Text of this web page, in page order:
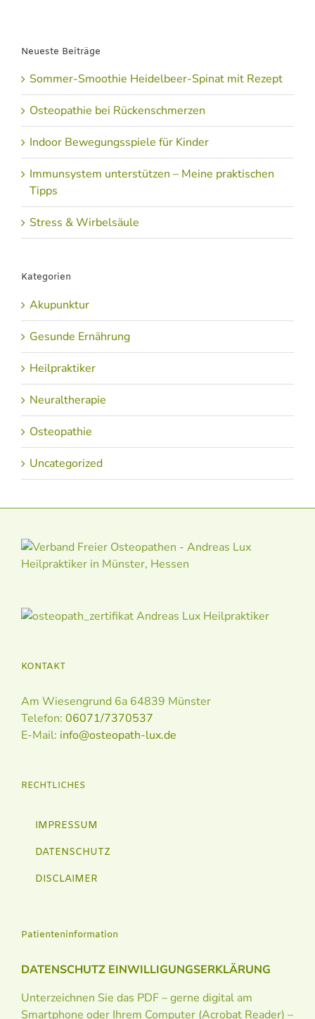
Neueste Beiträge
Sommer-Smoothie Heidelbeer-Spinat mit Rezept
Osteopathie bei Rückenschmerzen
Indoor Bewegungsspiele für Kinder
Immunsystem unterstützen – Meine praktischen
Tipps
Stress & Wirbelsäule
Kategorien
Akupunktur
Gesunde Ernährung
Heilpraktiker
Neuraltherapie
Osteopathie
Uncategorized
KONTAKT
Am Wiesengrund 6a 64839 Münster
Telefon: 06071/7370537
E-Mail: info@osteopath-lux.de
RECHTLICHES
IMPRESSUM
DATENSCHUTZ
DISCLAIMER
Patienteninformation
DATENSCHUTZ EINWILLIGUNGSERKLÄRUNG
Unterzeichnen Sie das PDF – gerne digital am
Smartphone oder Ihrem Computer (Acrobat Reader) –